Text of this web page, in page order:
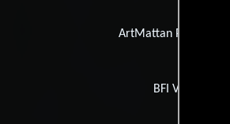
ArtMattan Productions
BFI Video